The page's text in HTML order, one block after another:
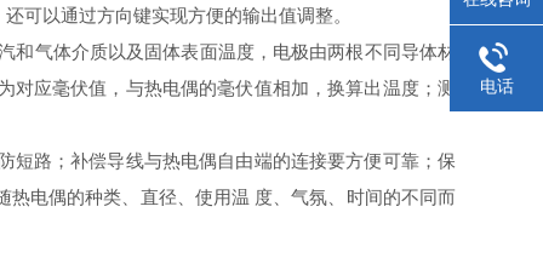
可以通过方向键实现方便的输出值调整。
气体介质以及固体表面温度，电极由两根不同导体材
应毫伏值，与热电偶的毫伏值相加，换算出温度；测
路；补偿导线与热电偶自由端的连接要方便可靠；保
电偶的种类、直径、使用温 度、气氛、时间的不同而
电话